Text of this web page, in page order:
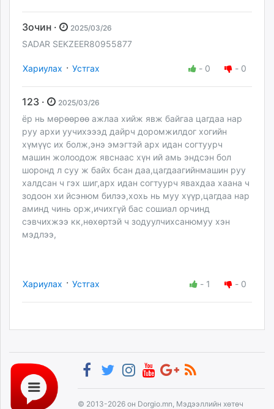
Зочин · 2025/03/26
SADAR SEKZEER80955877
Хариулах · Устгах - 0 - 0
123 · 2025/03/26
ёр нь мөрөөрөө ажлаа хийж явж байгаа цагдаа нар
руу архи уучихэээд дайрч доромжилдог хогийн
хүмүүс их болж,энэ эмэгтэй арх идан согтуурч
машин жолоодож явснаас хүн ий амь эндсэн бол
шоронд л суу ж байх бсан даа,цагдаагийнмашин руу
халдсан ч гэх шиг,арх идан согтуурч явахдаа хаана ч
зодоон хи йсэнюм билээ,хохь нь муу хүүр,цагдаа нар
аминд чинь орж,ичихгүй бас сошиал орчинд
сэвчихжээ кк,нөхөртэй ч зодуулчихсанюмуу хэн
мэдлээ,
Хариулах · Устгах - 1 - 0
© 2013-2026 он Dorgio.mn, Мэдээллийн хөтөч